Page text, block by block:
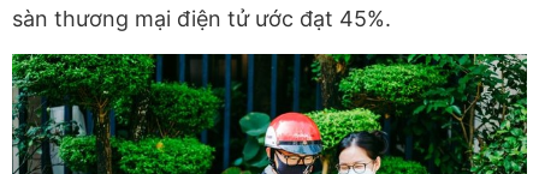
sàn thương mại điện tử ước đạt 45%.